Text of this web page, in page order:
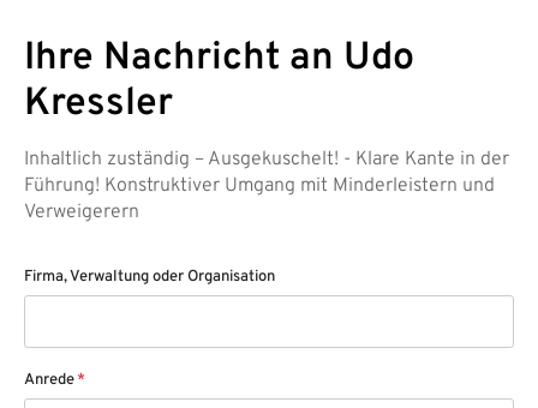
Ihre Nachricht an Udo
Kressler
Inhaltlich zuständig – Ausgekuschelt! - Klare Kante in der
Führung! Konstruktiver Umgang mit Minderleistern und
Verweigerern
Firma, Verwaltung oder Organisation
Anrede*